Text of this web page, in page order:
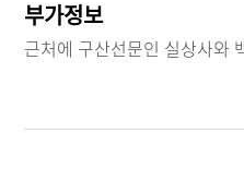
부가정보
근처에 구산선문인 실상사와